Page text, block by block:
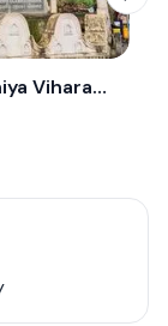
Gadaladeniya Viharaya - Pilimatalawa